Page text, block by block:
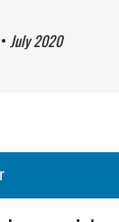
• July 2020